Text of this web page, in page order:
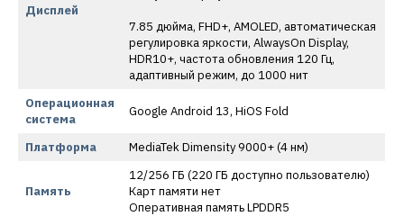
Дисплей
7.85 дюйма, FHD+, AMOLED, автоматическая
регулировка яркости, AlwaysOn Display,
HDR10+, частота обновления 120 Гц,
адаптивный режим, до 1000 нит
Операционная
система
Google Android 13, HiOS Fold
Платформа MediaTek Dimensity 9000+ (4 нм)
Память
12/256 ГБ (220 ГБ доступно пользователю)
Карт памяти нет
Оперативная память LPDDR5